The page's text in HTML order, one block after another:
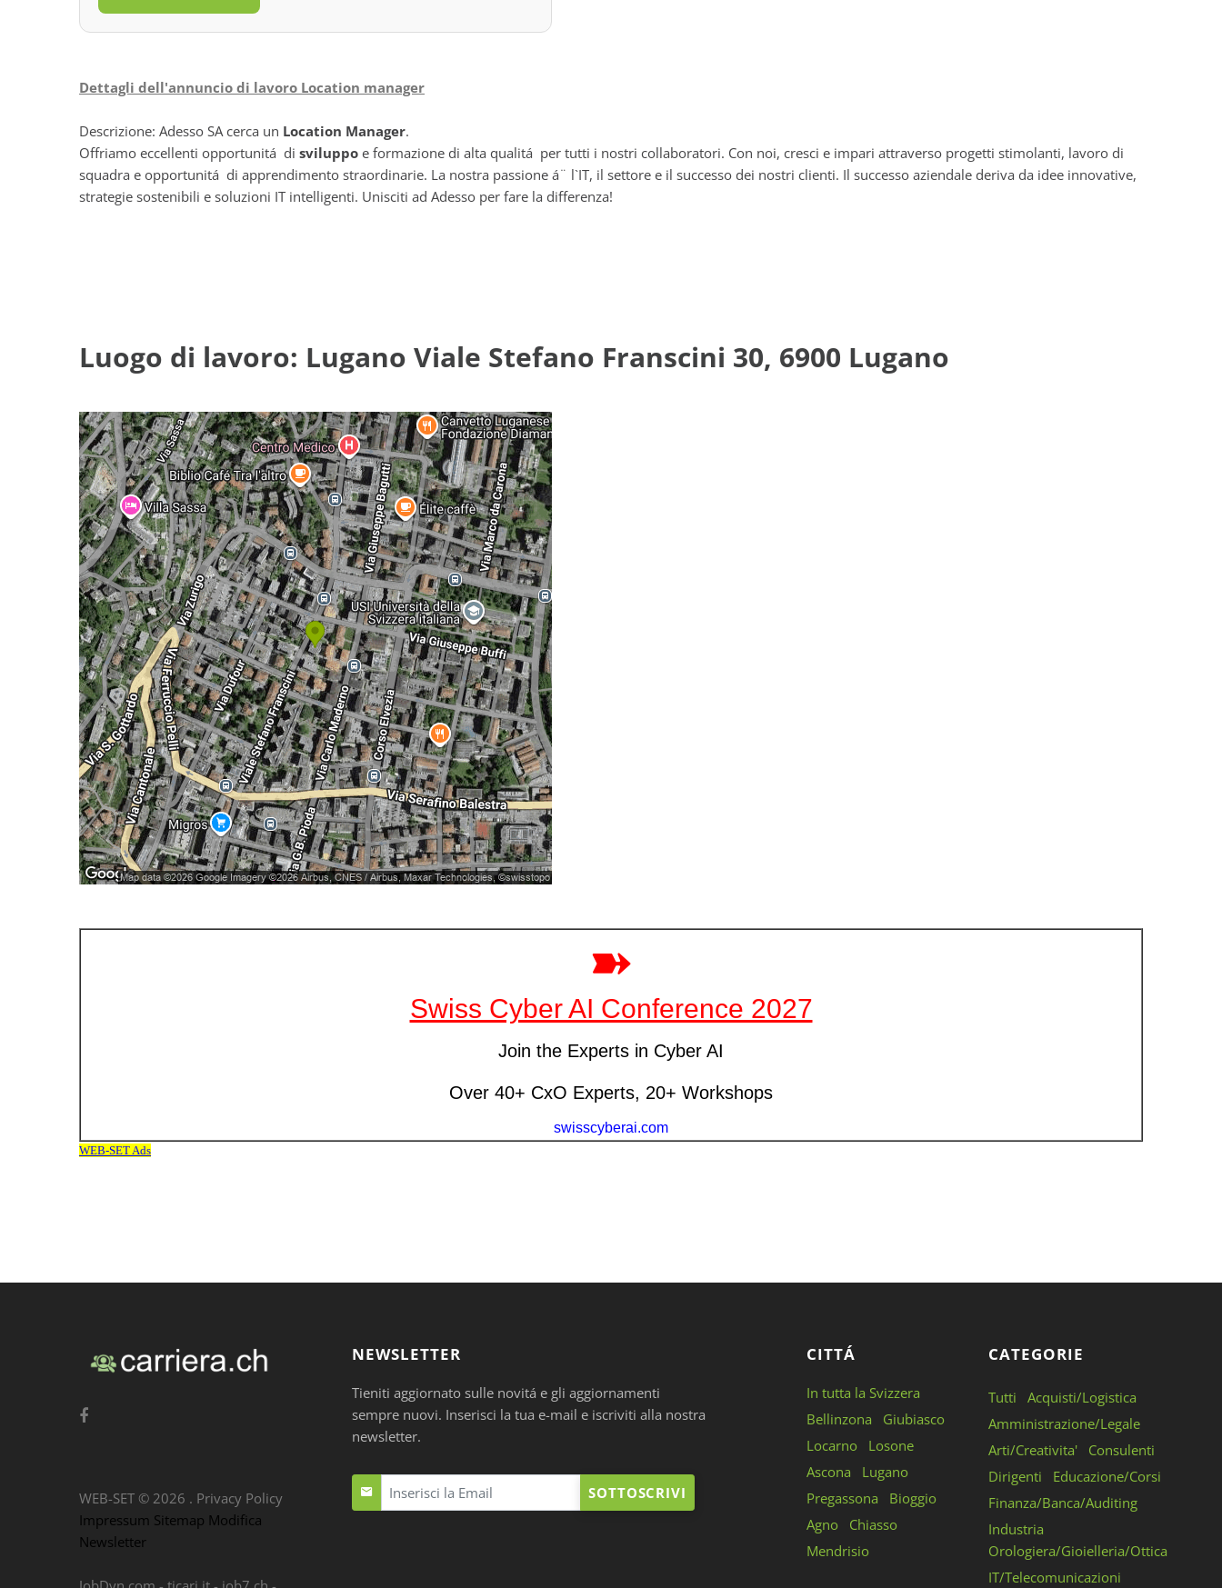
Dettagli dell'annuncio di lavoro Location manager
Descrizione: Adesso SA cerca un Location Manager.
Offriamo eccellenti opportunitá di sviluppo e formazione di alta qualitá per tutti i nostri collaboratori. Con noi, cresci e impari attraverso progetti stimolanti, lavoro di
squadra e opportunitá di apprendimento straordinarie. La nostra passione á¨ l`IT, il settore e il successo dei nostri clienti. Il successo aziendale deriva da idee innovative,
strategie sostenibili e soluzioni IT intelligenti. Unisciti ad Adesso per fare la differenza!
Luogo di lavoro: Lugano Viale Stefano Franscini 30, 6900 Lugano
NEWSLETTER
Tieniti aggiornato sulle novitá e gli aggiornamenti
sempre nuovi. Inserisci la tua e-mail e iscriviti alla nostra
newsletter.
SOTTOSCRIVI
CITTÁ
In tutta la Svizzera
Bellinzona
Giubiasco
Locarno
Losone
Ascona
Lugano
Pregassona
Bioggio
Agno
Chiasso
Mendrisio
CATEGORIE
Tutti
Acquisti/Logistica
Amministrazione/Legale
Arti/Creativita'
Consulenti
Dirigenti
Educazione/Corsi
Finanza/Banca/Auditing
Industria
Orologiera/Gioielleria/Ottica
IT/Telecomunicazioni
WEB-SET © 2026 . Privacy Policy
Impressum Sitemap Modifica
Newsletter